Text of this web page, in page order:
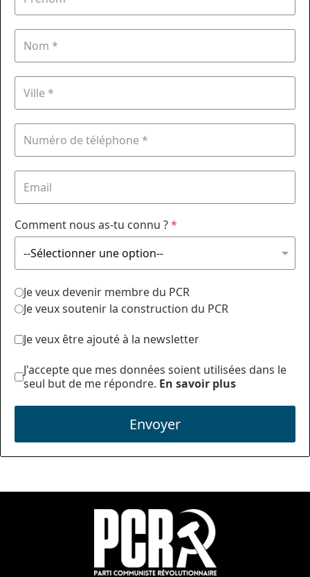
Comment nous as-tu connu ?*
Je veux devenir membre du PCR
Je veux soutenir la construction du PCR
Je veux être ajouté à la newsletter
J'accepte que mes données soient utilisées dans le
seul but de me répondre. En savoir plus
Envoyer